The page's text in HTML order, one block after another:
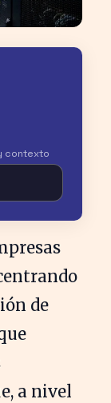
contexto
de
a nivel